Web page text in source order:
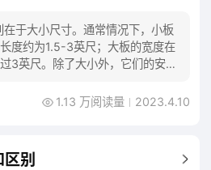
于大小尺寸。通常情况下，小板
度约为1.5-3英尺；大板的宽度在
3英尺。除了大小外，它们的安装
1.13 万阅读量 2023.4.10
别